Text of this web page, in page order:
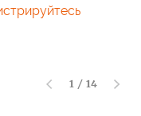
1 / 14